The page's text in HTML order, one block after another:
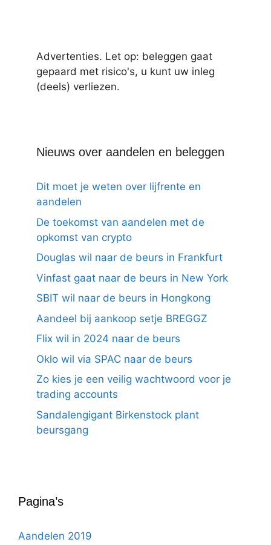
Advertenties. Let op: beleggen gaat
gepaard met risico's, u kunt uw inleg
(deels) verliezen.
Nieuws over aandelen en beleggen
Dit moet je weten over lijfrente en
aandelen
De toekomst van aandelen met de
opkomst van crypto
Douglas wil naar de beurs in Frankfurt
Vinfast gaat naar de beurs in New York
SBIT wil naar de beurs in Hongkong
Aandeel bij aankoop setje BREGGZ
Flix wil in 2024 naar de beurs
Oklo wil via SPAC naar de beurs
Zo kies je een veilig wachtwoord voor je
trading accounts
Sandalengigant Birkenstock plant
beursgang
Pagina’s
Aandelen 2019